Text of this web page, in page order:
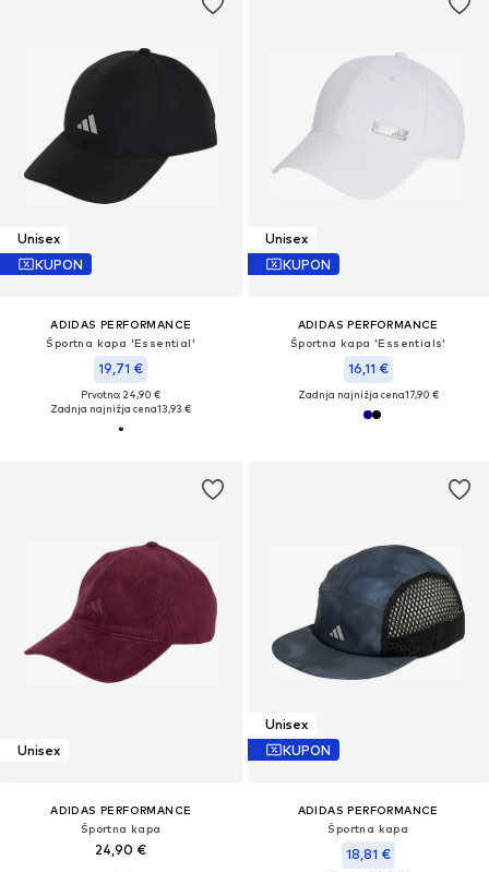
Unisex
KUPON
ADIDAS PERFORMANCE
Športna kapa 'Essential'
19,71 €
Prvotno: 24,90 €
Zadnja najnižja cena13,93 €
Unisex
KUPON
ADIDAS PERFORMANCE
Športna kapa 'Essentials'
16,11 €
Zadnja najnižja cena17,90 €
Unisex
ADIDAS PERFORMANCE
Športna kapa
24,90 €
Unisex
KUPON
ADIDAS PERFORMANCE
Športna kapa
18,81 €